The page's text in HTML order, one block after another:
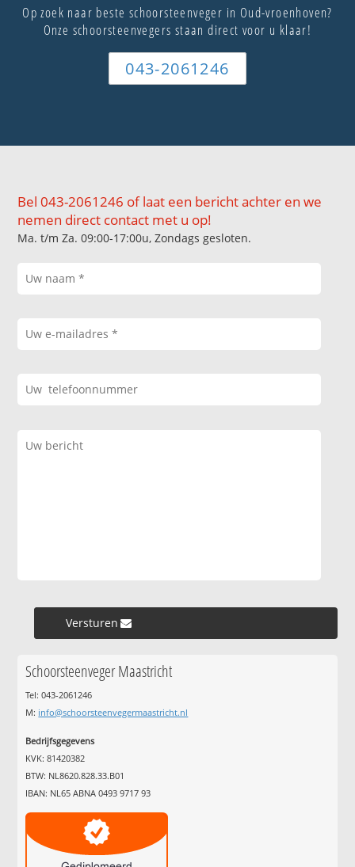
Op zoek naar beste schoorsteenveger in Oud-vroenhoven?
Onze schoorsteenvegers staan direct voor u klaar!
043-2061246
Bel 043-2061246 of laat een bericht achter en we
nemen direct contact met u op!
Ma. t/m Za. 09:00-17:00u, Zondags gesloten.
Versturen »
Schoorsteenveger Maastricht
Tel: 043-2061246
M: info@schoorsteenvegermaastricht.nl
Bedrijfsgegevens
KVK: 81420382
BTW: NL8620.828.33.B01
IBAN: NL65 ABNA 0493 9717 93